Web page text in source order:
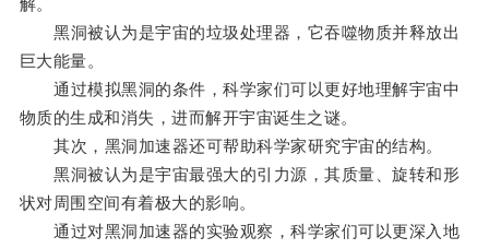
解。
黑洞被认为是宇宙的垃圾处理器，它吞噬物质并释放出
巨大能量。
通过模拟黑洞的条件，科学家们可以更好地理解宇宙中
物质的生成和消失，进而解开宇宙诞生之谜。
其次，黑洞加速器还可帮助科学家研究宇宙的结构。
黑洞被认为是宇宙最强大的引力源，其质量、旋转和形
状对周围空间有着极大的影响。
通过对黑洞加速器的实验观察，科学家们可以更深入地